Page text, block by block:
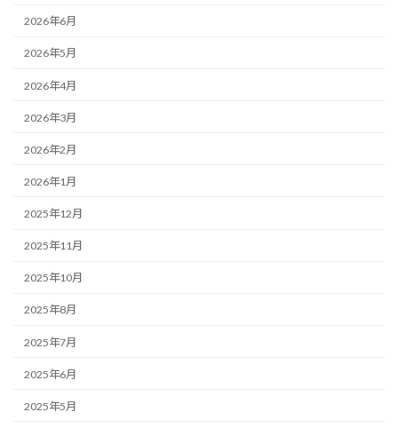
2026年6月
2026年5月
2026年4月
2026年3月
2026年2月
2026年1月
2025年12月
2025年11月
2025年10月
2025年8月
2025年7月
2025年6月
2025年5月